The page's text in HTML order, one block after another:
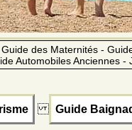
des Maternités -
Automobiles Anciennes -
Guide